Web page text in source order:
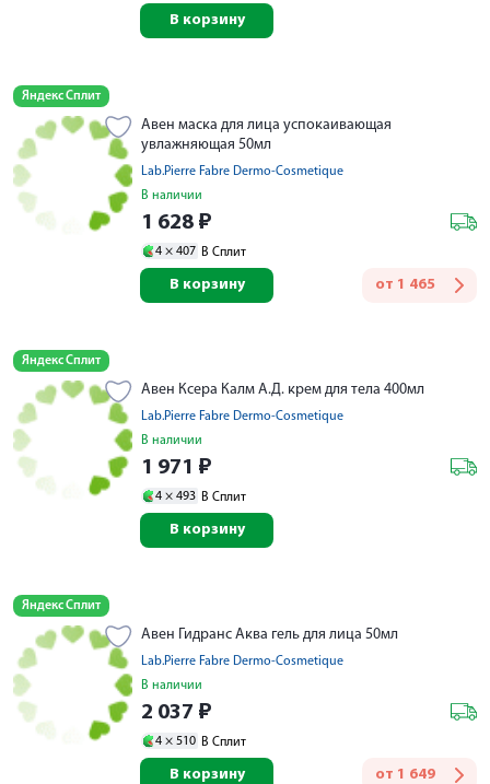
В корзину
Яндекс Сплит
Авен маска для лица успокаивающая
увлажняющая 50мл
Lab.Pierre Fabre Dermo-Cosmetique
В наличии
1 628 ₽
4 × 407 В Сплит
от 1 465
В корзину
Яндекс Сплит
Авен Ксера Калм А.Д. крем для тела 400мл
Lab.Pierre Fabre Dermo-Cosmetique
В наличии
1 971 ₽
4 × 493 В Сплит
В корзину
Яндекс Сплит
Авен Гидранс Аква гель для лица 50мл
Lab.Pierre Fabre Dermo-Cosmetique
В наличии
2 037 ₽
4 × 510 В Сплит
от 1 649
В корзину